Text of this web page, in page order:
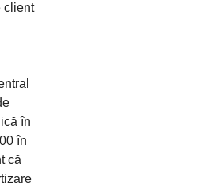
client
în
în
că